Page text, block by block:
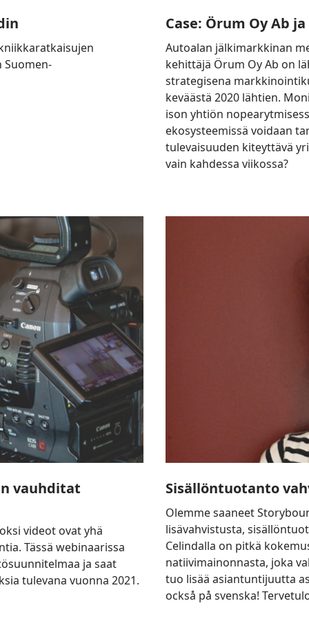
Suomen-
Case: Örum Oy Ab
Autoalan jälkimarkkinan
kehittäjä Örum Oy Ab on
strategisena
keväästä 2020 lähtien.
ison yhtiön
ekosysteemissä voidaan
tulevaisuuden kiteyttävä
vain kahdessa viikossa?
vauhditat
videot ovat yhä
Tässä webinaarissa
ja saat
tulevana vuonna 2021.
Sisällöntuotanto
Olemme saaneet
lisävahvistusta,
Celindalla on pitkä
natiivimainonnasta, joka
tuo lisää asiantuntijuutta
också på svenska!